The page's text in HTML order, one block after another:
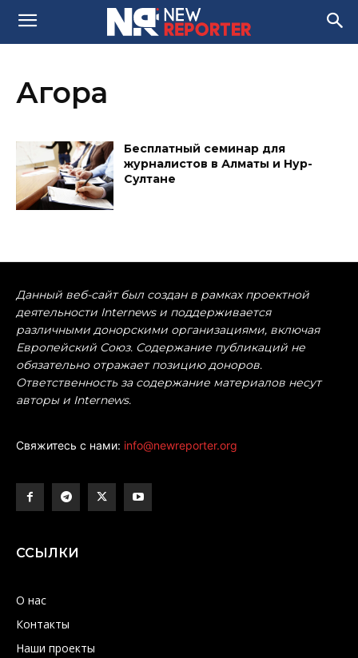
Агора
Бесплатный семинар для
журналистов в Алматы и Нур-
Султане
Данный веб-сайт был создан в рамках проектной
деятельности Internews и поддерживается
различными донорскими организациями, включая
Европейский Союз. Содержание публикаций не
обязательно отражает позицию доноров.
Ответственность за содержание материалов несут
авторы и Internews.
Свяжитесь с нами: info@newreporter.org
ССЫЛКИ
О нас
Контакты
Наши проекты